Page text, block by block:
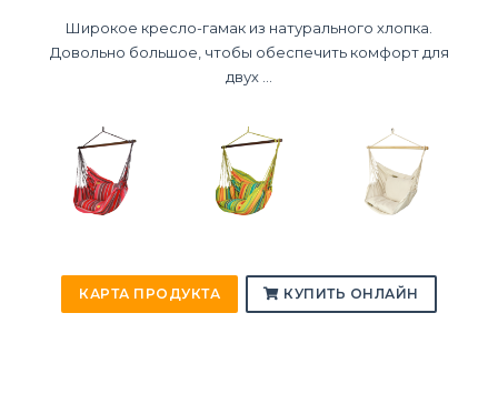
Широкое кресло-гамак из натурального хлопка.
Довольно большое, чтобы обеспечить комфорт для
двух ...
КАРТА ПРОДУКТА КУПИТЬ ОНЛАЙН